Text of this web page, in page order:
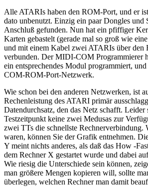
Alle ATARIs haben den ROM-Port, und er
dato unbenutzt. Einzig ein paar Dongles und
Anschluß gefunden. Nun hat ein pfiffiger
Karten gebastelt (gerade mal so groß wie
und mit einem Kabel zwei ATARIs über den
verbunden. Der MIDI-COM Programmierer
ein entsprechendes Modul programmiert,
COM-ROM-Port-Netzwerk.
Wie schon bei den anderen Netzwerken, ist
Rechenleistung des ATARI primär
Datendurchsatz, den das Netz schafft. Leider
Testzeitpunkt keine zwei Medusas zur
zwei TTs die schnellste Rechnerverbindung.
waren, können Sie der Grafik entnehmen.
Y meint nichts anderes, als daß das How -
dem Rechner X gestartet wurde und dabei
Wie riesig die Unterschiede sein können,
man größere Mengen kopieren will, sollte
überlegen, welchen Rechner man damit